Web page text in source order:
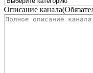
Описание канала